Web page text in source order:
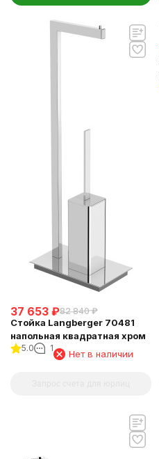
37 653 ₽82 840 ₽
Стойка Langberger 70481
напольная квадратная хром
5.0 1
Нет в наличии